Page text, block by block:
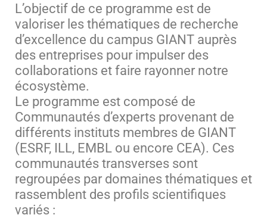
L’objectif de ce programme est de
valoriser les thématiques de recherche
d’excellence du campus GIANT auprès
des entreprises pour impulser des
collaborations et faire rayonner notre
écosystème.
Le programme est composé de
Communautés d’experts provenant de
différents instituts membres de GIANT
(ESRF, ILL, EMBL ou encore CEA). Ces
communautés transverses sont
regroupées par domaines thématiques et
rassemblent des profils scientifiques
variés :